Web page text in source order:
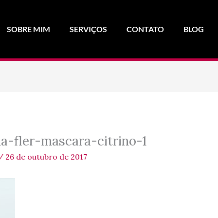
SOBRE MIM SERVIÇOS CONTATO BLOG
fler-mascara-citrino-1
/ 26 de outubro de 2017